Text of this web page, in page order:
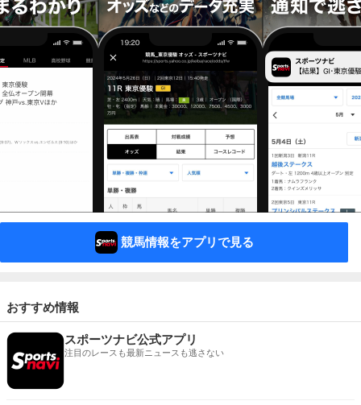
競馬情報をアプリで見る
おすすめ情報
スポーツナビ公式アプリ
注目のレースも最新ニュースも逃さない